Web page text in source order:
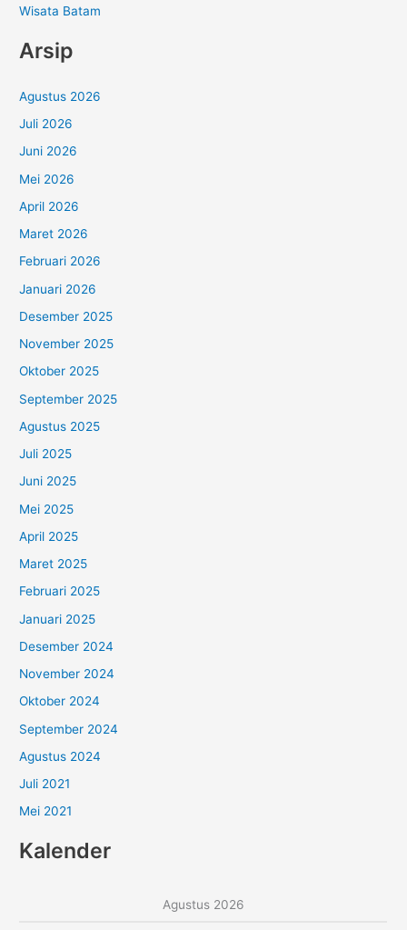
Wisata Batam
Arsip
Agustus 2026
Juli 2026
Juni 2026
Mei 2026
April 2026
Maret 2026
Februari 2026
Januari 2026
Desember 2025
November 2025
Oktober 2025
September 2025
Agustus 2025
Juli 2025
Juni 2025
Mei 2025
April 2025
Maret 2025
Februari 2025
Januari 2025
Desember 2024
November 2024
Oktober 2024
September 2024
Agustus 2024
Juli 2021
Mei 2021
Kalender
Agustus 2026